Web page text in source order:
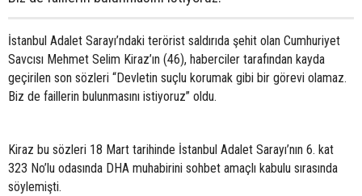
İstanbul Adalet Sarayı’ndaki terörist saldırıda şehit olan Cumhuriyet
Savcısı Mehmet Selim Kiraz’ın (46), haberciler tarafından kayda
geçirilen son sözleri “Devletin suçlu korumak gibi bir görevi olamaz.
Biz de faillerin bulunmasını istiyoruz” oldu.
Kiraz bu sözleri 18 Mart tarihinde İstanbul Adalet Sarayı’nın 6. kat
323 No’lu odasında DHA muhabirini sohbet amaçlı kabulu sırasında
söylemişti.